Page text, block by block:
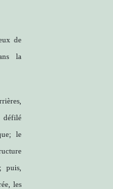
de
la
défilé
le
puis,
les